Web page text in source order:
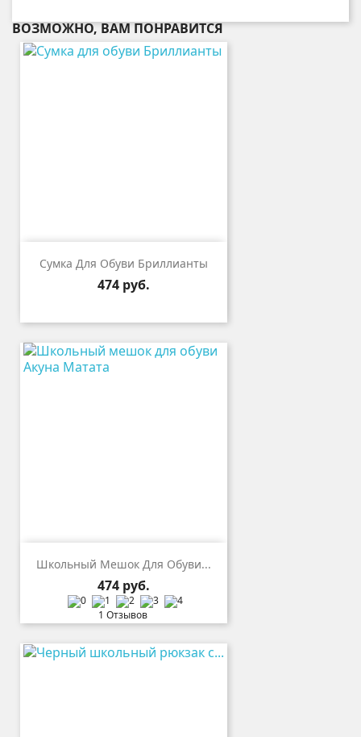
ВОЗМОЖНО, ВАМ ПОНРАВИТСЯ
Сумка Для Обуви Бриллианты
Цена
474 руб.
Школьный Мешок Для Обуви...
Цена
474 руб.
1 Отзывов